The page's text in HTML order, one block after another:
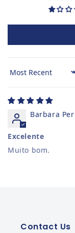
Sort by
Barbara
Excelente
Muito bom.
Contact Us